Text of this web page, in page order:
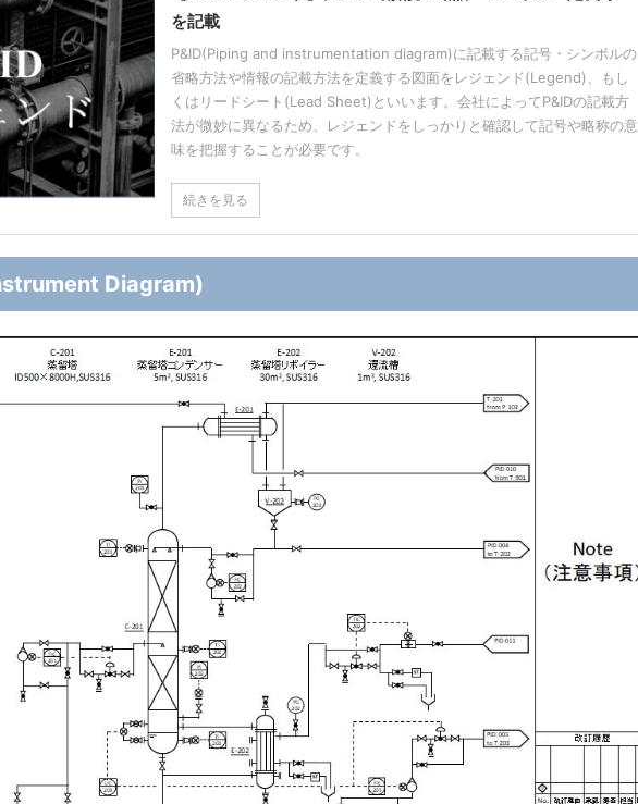
を記載
P&ID(Piping and instrumentation diagram)に記載する記号・シンボルの
省略方法や情報の記載方法を定義する図面をレジェンド(Legend)、もし
くはリードシート(Lead Sheet)といいます。会社によってP&IDの記載方
法が微妙に異なるため、レジェンドをしっかりと確認して記号や略称の意
味を把握することが必要です。
続きを見る
Diagram)